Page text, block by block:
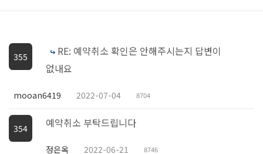
355
RE: 예약취소 확인은 안해주시는지 답변이
없내요
mooan6419 2022-07-04 8704
354 예약취소 부탁드립니다
정은옥 2022-06-21 8746